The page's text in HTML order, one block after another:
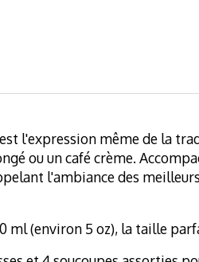
l'expression même de la
ou un café crème.
l'ambiance des
ml (environ 5 oz), la taille